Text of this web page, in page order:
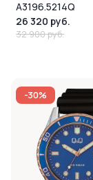
A3196.5214Q
26 320 руб.
32 900 руб.
-30%